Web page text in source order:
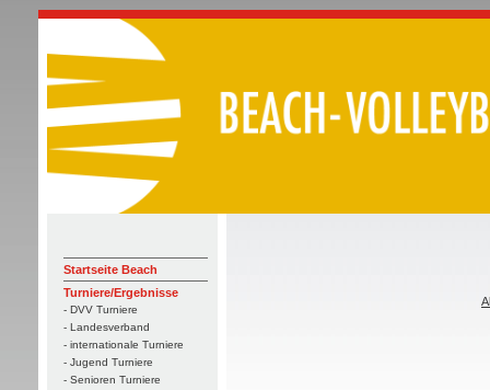
Startseite Beach
Turniere/Ergebnisse
- DVV Turniere
- Landesverband
- internationale Turniere
- Jugend Turniere
- Senioren Turniere